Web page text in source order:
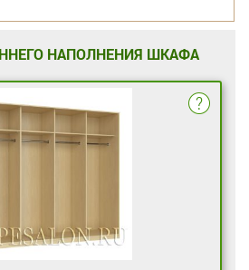
НАПОЛНЕНИЯ ШКАФА